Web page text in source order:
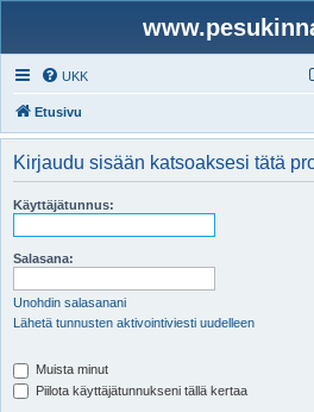
UKK
Etusivu
Kirjaudu sisään katsoaksesi tätä
Käyttäjätunnus:
Salasana:
Unohdin salasanani
Lähetä tunnusten aktivointiviesti uudelleen
Muista minut
Piilota käyttäjätunnukseni tällä kertaa